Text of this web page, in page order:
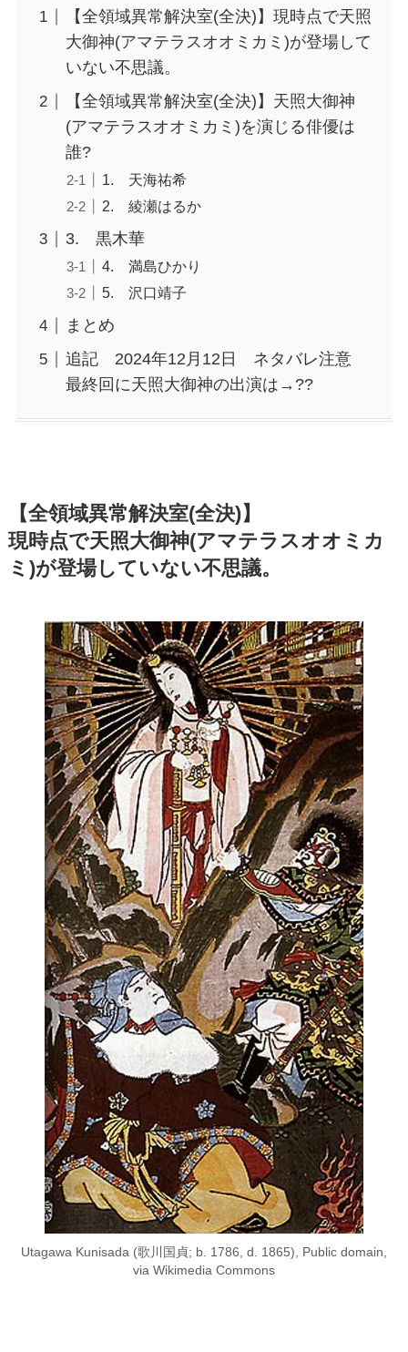
【全領域異常解決室(全決)】現時点で天照
大御神(アマテラスオオミカミ)が登場して
いない不思議。
【全領域異常解決室(全決)】天照大御神
(アマテラスオオミカミ)を演じる俳優は
誰?
1. 天海祐希
2. 綾瀬はるか
3. 黒木華
4. 満島ひかり
5. 沢口靖子
まとめ
追記 2024年12月12日 ネタバレ注意
最終回に天照大御神の出演は→??
【全領域異常解決室(全決)】
現時点で天照大御神(アマテラスオオミカ
ミ)が登場していない不思議。
Utagawa Kunisada (歌川国貞; b. 1786, d. 1865), Public domain,
via Wikimedia Commons